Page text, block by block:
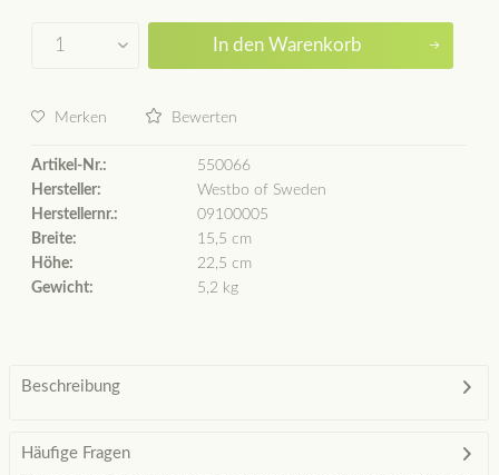
In den Warenkorb
Merken Bewerten
Artikel-Nr.:
550066
Hersteller:
Westbo of Sweden
Herstellernr.:
09100005
Breite:
15,5 cm
Höhe:
22,5 cm
Gewicht:
5,2 kg
Beschreibung
Häufige Fragen